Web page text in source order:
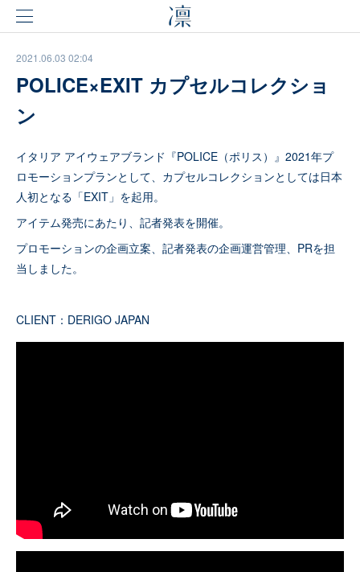
2021.06.03 02:04
POLICE×EXIT カプセルコレクショ
ン
イタリア アイウェアブランド『POLICE（ポリス）』2021年プ
ロモーションプランとして、カプセルコレクションとしては日本
人初となる「EXIT」を起用。
アイテム発売にあたり、記者発表を開催。
プロモーションの企画立案、記者発表の企画運営管理、PRを担
当しました。
CLIENT：DERIGO JAPAN